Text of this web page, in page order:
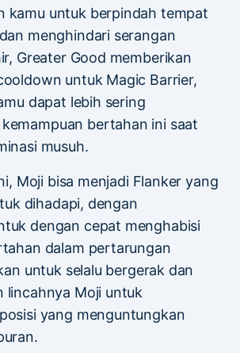
kamu untuk berpindah tempat
menghindari serangan
Greater Good memberikan
untuk Magic Barrier,
dapat lebih sering
bertahan ini saat
musuh.
Moji bisa menjadi Flanker yang
dihadapi, dengan
dengan cepat menghabisi
dalam pertarungan
untuk selalu bergerak dan
lincahnya Moji untuk
yang menguntungkan